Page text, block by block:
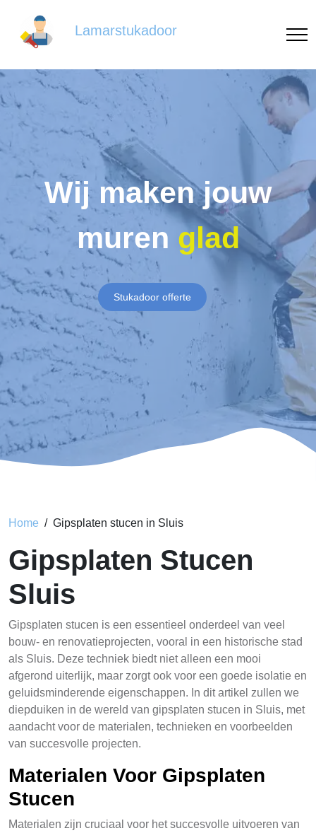
Lamarstukadoor
Wij maken jouw
muren glad
Stukadoor offerte
Home Gipsplaten stucen in Sluis
Gipsplaten Stucen
Sluis
Gipsplaten stucen is een essentieel onderdeel van veel
bouw- en renovatieprojecten, vooral in een historische stad
als Sluis. Deze techniek biedt niet alleen een mooi
afgerond uiterlijk, maar zorgt ook voor een goede isolatie en
geluidsminderende eigenschappen. In dit artikel zullen we
diepduiken in de wereld van gipsplaten stucen in Sluis, met
aandacht voor de materialen, technieken en voorbeelden
van succesvolle projecten.
Materialen Voor Gipsplaten
Stucen
Materialen zijn cruciaal voor het succesvolle uitvoeren van